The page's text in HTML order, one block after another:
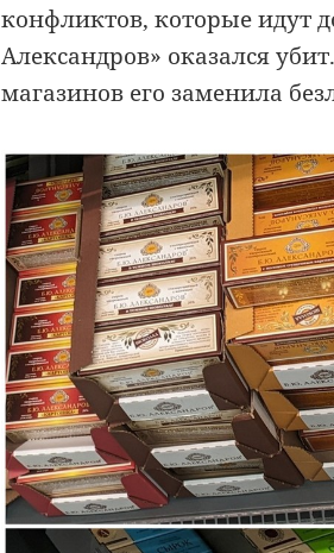
конфликтов, которые идут
Александров» оказался
магазинов его заменила